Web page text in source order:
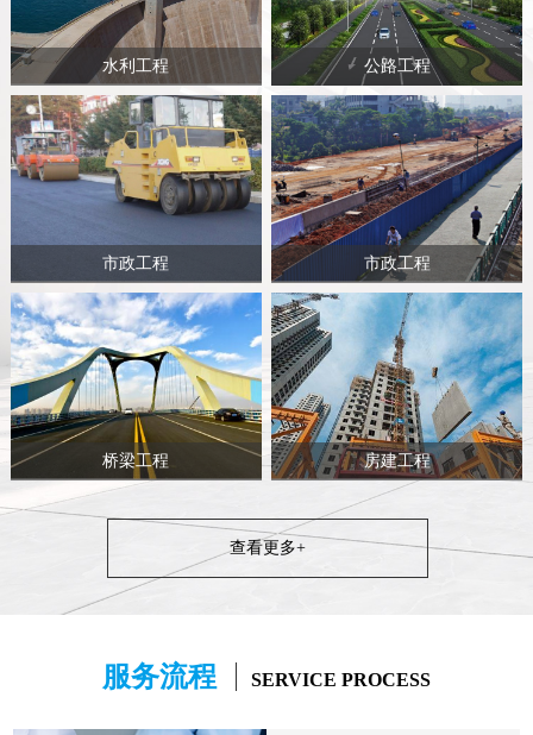
水利工程 公路工程
市政工程 市政工程
桥梁工程 房建工程
查看更多+
服务流程 SERVICE PROCESS